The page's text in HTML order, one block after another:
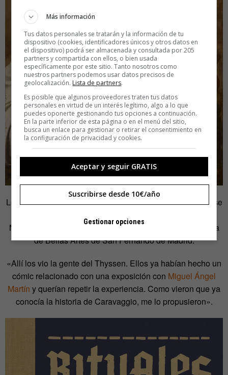
Los originales deRitualesrelativos a Caravaggio y Malta se
Montorio en Roma y, posteriormente, en la Real Academia
de Bellas Artes de San Fernando de Madrid.
«Allí los vio la gente del Thyssen. Ellos ya habían hecho un
cómic relacionado con una exposición con Miguel Ángel
Martín y querían repetir la experiencia. Como vieron que ya
conocía la historia de Caravaggio, me lo propusieron».
Más información
Tus datos personales se tratarán y la información de tu
dispositivo (cookies, identificadores únicos y otros datos en
el dispositivo) podrá ser almacenada y consultada por 205
partners y compartida con ellos, o bien usada
específicamente por este sitio. Tanto nosotros como
nuestros partners podemos usar datos precisos de
geolocalización. Lista de partners.
Es posible que algunos proveedores traten tus datos
personales en virtud de un interés legítimo, algo a lo que
puedes oponerte gestionando tus opciones a continuación.
En la parte inferior de esta página o en el menú del sitio,
busca un enlace para gestionar o retirar el consentimiento en
la configuración de privacidad y cookies.
Aceptar y seguir GRATIS
Suscribirse desde 10€/año
Gestionar opciones